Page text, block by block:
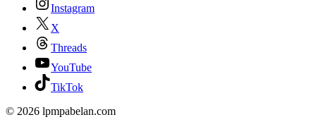
Instagram
X
Threads
YouTube
TikTok
© 2026 lpmpabelan.com